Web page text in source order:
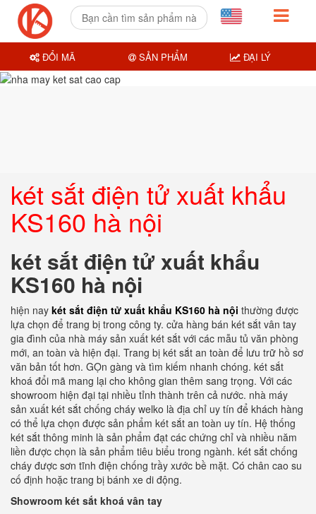
két sắt điện tử xuất khẩu
KS160 hà nội
két sắt điện tử xuất khẩu
KS160 hà nội
hiện nay két sắt điện tử xuất khẩu KS160 hà nội thường được
lựa chọn để trang bị trong công ty. cửa hàng bán két sắt vân tay
gia đình của nhà máy sản xuất két sắt với các mẫu tủ văn phòng
mới, an toàn và hiện đại. Trang bị két sắt an toàn để lưu trữ hồ sơ
văn bản tốt hơn. GỌn gàng và tìm kiếm nhanh chóng. két sắt
khoá đổi mã mang lại cho không gian thêm sang trọng. Với các
showroom hiện đại tại nhiều tỉnh thành trên cả nước. nhà máy
sản xuất két sắt chống cháy welko là địa chỉ uy tín để khách hàng
có thể lựa chọn được sản phẩm két sắt an toàn uy tín. Hệ thống
két sắt thông minh là sản phẩm đạt các chứng chỉ và nhiều năm
liền được chọn là sản phẩm tiêu biểu trong ngành. két sắt chống
cháy được sơn tĩnh điện chống trầy xước bề mặt. Có chân cao su
cố định hoặc trang bị bánh xe di động.
Showroom két sắt khoá vân tay
ĐỔI MÃ SẢN PHẨM ĐẠI LÝ